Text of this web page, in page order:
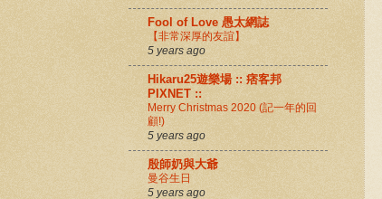
Fool of Love 愚太網誌
【非常深厚的友誼】
5 years ago
Hikaru25遊樂場 :: 痞客邦
PIXNET ::
Merry Christmas 2020 (記一年的回
顧!)
5 years ago
殷師奶與大爺
曼谷生日
5 years ago